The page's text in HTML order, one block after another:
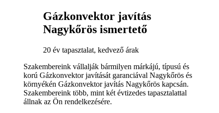
Gázkonvektor javítás
Nagykőrös ismertető
20 év tapasztalat, kedvező árak
Szakembereink vállalják bármilyen márkájú, típusú és
korú Gázkonvektor javítását garanciával Nagykőrös és
környékén Gázkonvektor javítás Nagykőrös kapcsán.
Szakembereink több, mint két évtizedes tapasztalattal
állnak az Ön rendelkezésére.